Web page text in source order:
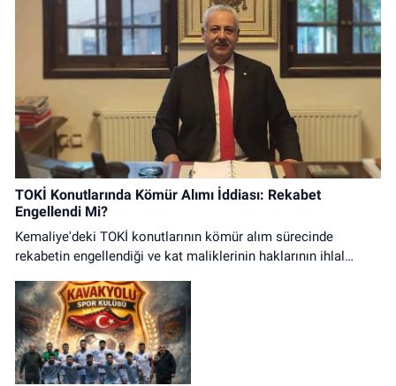
TOKİ Konutlarında Kömür Alımı İddiası: Rekabet
Engellendi Mi?
Kemaliye'deki TOKİ konutlarının kömür alım sürecinde
rekabetin engellendiği ve kat maliklerinin haklarının ihlal